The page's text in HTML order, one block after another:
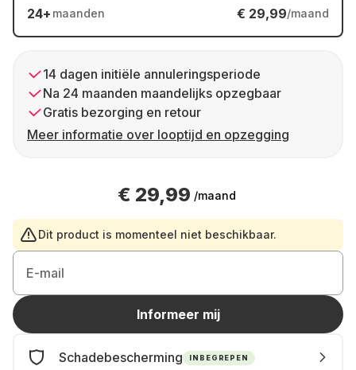
24+ maanden € 29,99/maand
14 dagen initiële annuleringsperiode
Na 24 maanden maandelijks opzegbaar
Gratis bezorging en retour
Meer informatie over looptijd en opzegging
€ 29,99 /maand
Dit product is momenteel niet beschikbaar.
E-mail
Informeer mij
Schadebescherming INBEGREPEN